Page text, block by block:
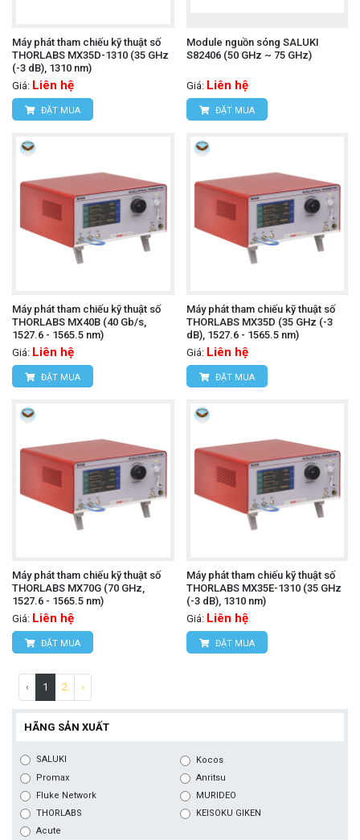
Máy phát tham chiếu kỹ thuật số
THORLABS MX35D-1310 (35 GHz
(-3 dB), 1310 nm)
Giá: Liên hệ
ĐẶT MUA
Module nguồn sóng SALUKI
S82406 (50 GHz ~ 75 GHz)
Giá: Liên hệ
ĐẶT MUA
Máy phát tham chiếu kỹ thuật số
THORLABS MX40B (40 Gb/s,
1527.6 - 1565.5 nm)
Giá: Liên hệ
ĐẶT MUA
Máy phát tham chiếu kỹ thuật số
THORLABS MX35D (35 GHz (-3
dB), 1527.6 - 1565.5 nm)
Giá: Liên hệ
ĐẶT MUA
Máy phát tham chiếu kỹ thuật số
THORLABS MX70G (70 GHz,
1527.6 - 1565.5 nm)
Giá: Liên hệ
ĐẶT MUA
Máy phát tham chiếu kỹ thuật số
THORLABS MX35E-1310 (35 GHz
(-3 dB), 1310 nm)
Giá: Liên hệ
ĐẶT MUA
‹ 1 2 ›
HÃNG SẢN XUẤT
SALUKI
Kocos
Promax
Anritsu
Fluke Network
MURIDEO
THORLABS
KEISOKU GIKEN
Acute